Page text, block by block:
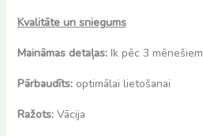
Kvalitāte un sniegums
Maināmas detaļas: Ik pēc 3 mēnešiem
Pārbaudīts: optimālai lietošanai
Ražots: Vācija